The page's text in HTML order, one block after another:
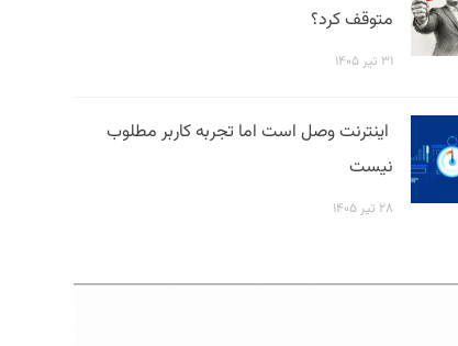
متوقف کرد؟
۳۱ تیر ۱۴۰۵
اینترنت وصل است اما تجربه کاربر مطلوب
نیست
۲۸ تیر ۱۴۰۵